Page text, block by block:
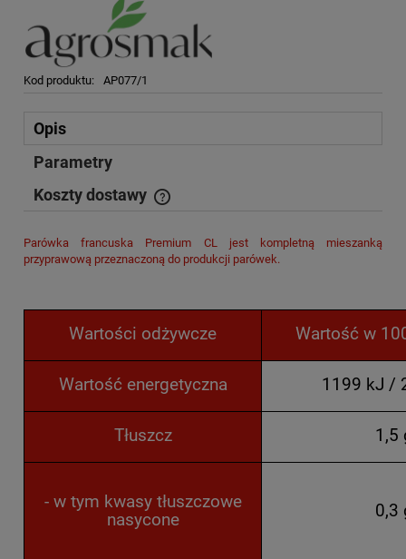
Kod produktu: AP077/1
Opis
Parametry
Koszty dostawy
Cena nie zawiera ewentualnych kosztów płatności
Parówka francuska Premium CL jest kompletną mieszanką
przyprawową przeznaczoną do produkcji parówek.
Wartości odżywcze Wartość w
Wartość energetyczna 1199 kJ /
Tłuszcz 1,5
- w tym kwasy tłuszczowe
nasycone
0,3